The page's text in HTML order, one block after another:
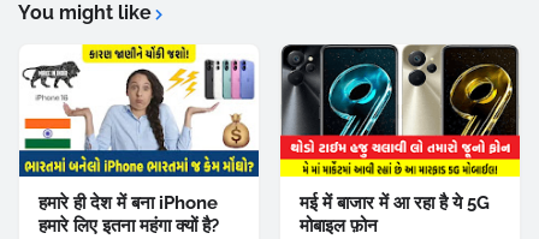
You might like
हमारे ही देश में बना iPhone
हमारे लिए इतना महंगा क्यों है?
मई में बाजार में आ रहा है ये 5G
मोबाइल फ़ोन